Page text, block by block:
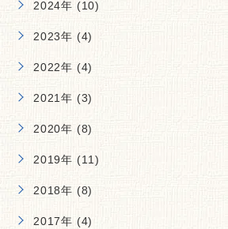
2024年 (10)
2023年 (4)
2022年 (4)
2021年 (3)
2020年 (8)
2019年 (11)
2018年 (8)
2017年 (4)